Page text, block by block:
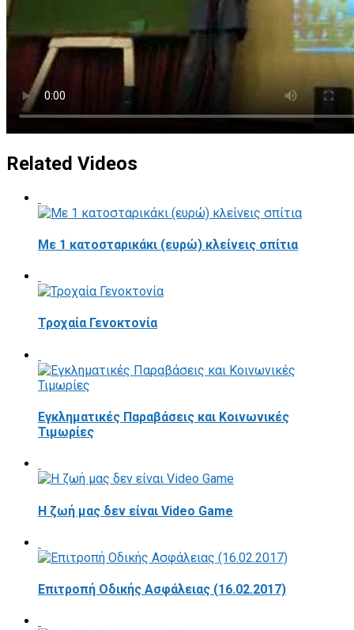
Related Videos
Με 1 κατοσταρικάκι (ευρώ) κλείνεις σπίτια
Τροχαία Γενοκτονία
Εγκληματικές Παραβάσεις και Κοινωνικές
Τιμωρίες
Η ζωή μας δεν είναι Video Game
Επιτροπή Οδικής Ασφάλειας (16.02.2017)